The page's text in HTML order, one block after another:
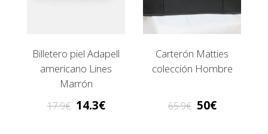
Billetero piel Adapell
americano Lines
Marrón
17.9 14.3
Carterón Matties
colección Hombre
65.9 50